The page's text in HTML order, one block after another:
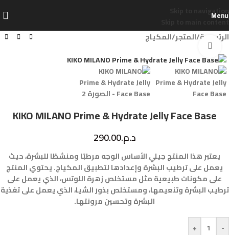
Skip to navigation
Skip to main content
Menu
الرئيسية/المتجر/المكياج
KIKO MILANO Prime & Hydrate Jelly Face Base
د.م.290.00
يعتبر هذا المنتج جيلي الأساس الوجه مرطبًا ومنشطًا للبشرة، حيث
يعمل على ترطيب البشرة وإعدادها لتطبيق المكياج. يحتوي المنتج
على مكونات طبيعية مثل مستخلص زهرة اللوتس، الذي يعمل على
ترطيب البشرة وتنعيمها، ومستخلص بذور الشيا، الذي يعمل على تغذية
البشرة وتحسين مرونتها.
-
+